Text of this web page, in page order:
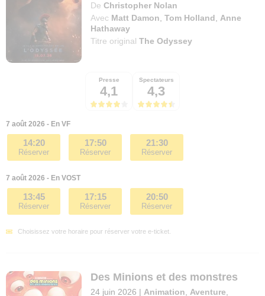
De Christopher Nolan
Avec Matt Damon ,Tom Holland
Anne
Hathaway
Titre originalThe Odyssey
Presse
4,1
Spectateurs
4,3
7 août 2026 - En VF
14:20
Réserver
17:50
Réserver
21:30
Réserver
7 août 2026 - En VOST
13:45
Réserver
17:15
Réserver
20:50
Réserver
Choisissez votre horaire pour réserver votre e-ticket.
Des Minions et des monstres
24 juin 2026 | Animation Aventure